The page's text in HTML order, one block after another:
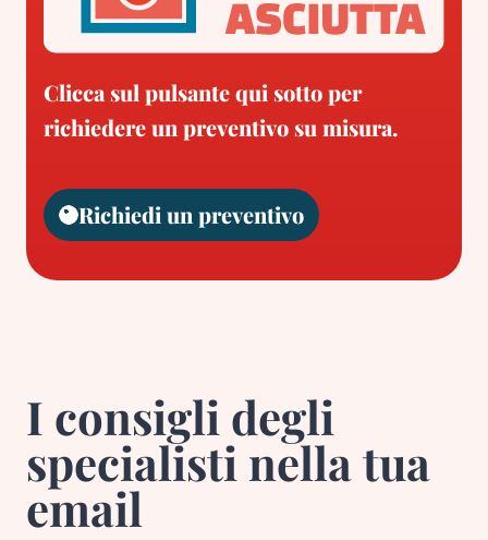
Clicca sul pulsante qui sotto per
richiedere un preventivo su misura.
Richiedi un preventivo
I consigli degli
specialisti nella tua
email